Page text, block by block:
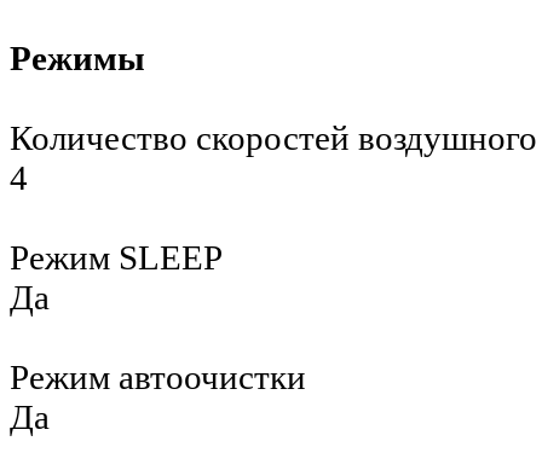
Режимы
Количество скоростей
4
Режим SLEEP
Да
Режим автоочистки
Да